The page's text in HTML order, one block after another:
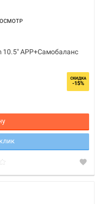
10.5" APP+Самобаланс
СКИДКА
-15%